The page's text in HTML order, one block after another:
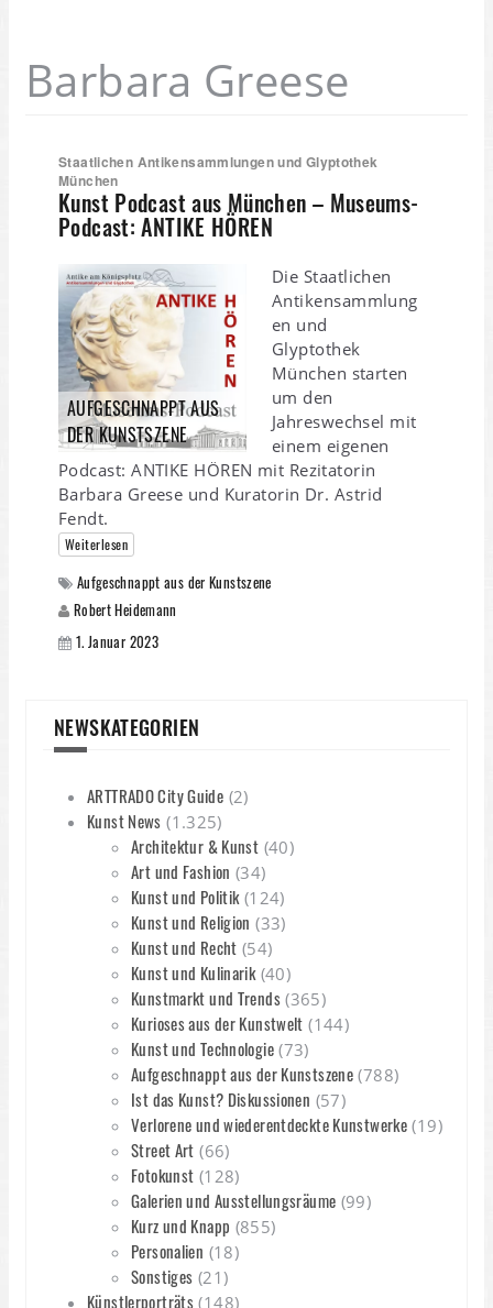
Barbara Greese
Staatlichen Antikensammlungen und Glyptothek
München
Kunst Podcast aus München – Museums-
Podcast: ANTIKE HÖREN
AUFGESCHNAPPT AUS
DER KUNSTSZENE
Die Staatlichen
Antikensammlung
en und
Glyptothek
München starten
um den
Jahreswechsel mit
einem eigenen
Podcast: ANTIKE HÖREN mit Rezitatorin
Barbara Greese und Kuratorin Dr. Astrid
Fendt.
Weiterlesen
Aufgeschnappt aus der Kunstszene
Robert Heidemann
1. Januar 2023
NEWSKATEGORIEN
ARTTRADO City Guide (2)
Kunst News (1.325)
Architektur & Kunst (40)
Art und Fashion (34)
Kunst und Politik(124)
Kunst und Religion (33)
Kunst und Recht (54)
Kunst und Kulinarik(40)
Kunstmarkt und Trends(365)
Kurioses aus der Kunstwelt (144)
Kunst und Technologie(73)
Aufgeschnappt aus der Kunstszene (788)
Ist das Kunst? Diskussionen (57)
Verlorene und wiederentdeckte Kunstwerke (19)
Street Art (66)
Fotokunst (128)
Galerien und Ausstellungsräume (99)
Kurz und Knapp (855)
Personalien (18)
Sonstiges (21)
Künstlerporträts (148)